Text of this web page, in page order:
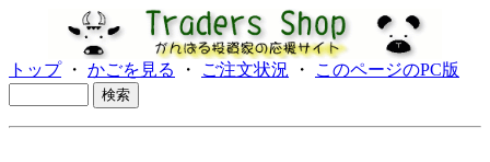
トップ・ かごを見る ・ ご注文状況 ・ このページのPC版